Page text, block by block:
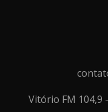
Vitório FM 104,9